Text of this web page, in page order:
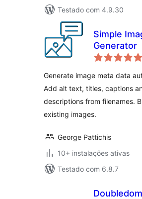
Testado com 4.9.30
Simple
Generator
Generate image meta data
Add alt text, titles, captions
descriptions from filenames.
existing images.
George Pattichis
10+ instalações ativas
Testado com 6.8.7